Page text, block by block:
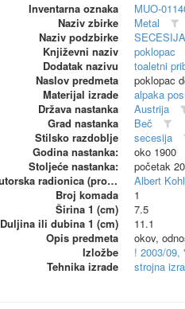
Inventarna oznaka
MUO-
Naziv zbirke
Metal
Naziv podzbirke
SECESIJA
Književni naziv
poklopac
Dodatak nazivu
toaletni
Naslov predmeta
poklopac
Materijal izrade
alpaka
Država nastanka
Austrija
Grad nastanka
Beč
Stilsko razdoblje
secesija
Godina nastanka:
oko 1900
Stoljeće nastanka:
početak 20
Autorska radionica (proizvođač)
Albert
Broj komada
1
Širina 1 (cm)
7.5
Duljina ili dubina 1 (cm)
11.1
Opis predmeta
okov,
Izložbe
! 2003/09,
Tehnika izrade
strojna